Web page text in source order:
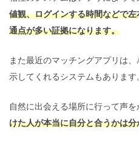
値観、ログインする時間などで
通点が多い証拠になります。
また最近のマッチングアプリは
示してくれるシステムもあります
自然に出会える場所に行って声を
けた人が本当に自分と合うかは